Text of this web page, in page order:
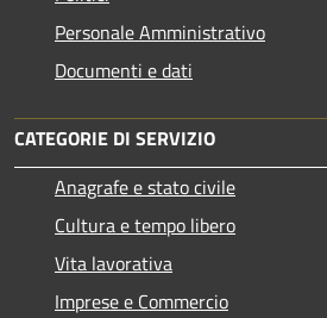
Personale Amministrativo
Documenti e dati
CATEGORIE DI SERVIZIO
Anagrafe e stato civile
Cultura e tempo libero
Vita lavorativa
Imprese e Commercio